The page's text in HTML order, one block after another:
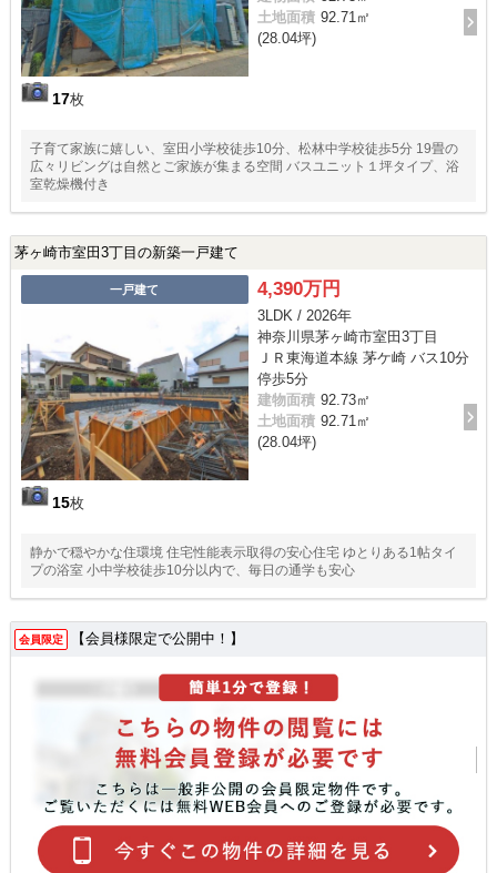
17枚
土地面積 92.71㎡
(28.04坪)
子育て家族に嬉しい、室田小学校徒歩10分、松林中学校徒歩5分 19畳の
広々リビングは自然とご家族が集まる空間 バスユニット１坪タイプ、浴
室乾燥機付き
茅ヶ崎市室田3丁目の新築一戸建て
一戸建て
15枚
4,390万円
3LDK / 2026年
神奈川県茅ヶ崎市室田3丁目
ＪＲ東海道本線 茅ケ崎 バス10分
停歩5分
建物面積 92.73㎡
土地面積 92.71㎡
(28.04坪)
静かで穏やかな住環境 住宅性能表示取得の安心住宅 ゆとりある1帖タイ
プの浴室 小中学校徒歩10分以内で、毎日の通学も安心
会員限定 【会員様限定で公開中！】